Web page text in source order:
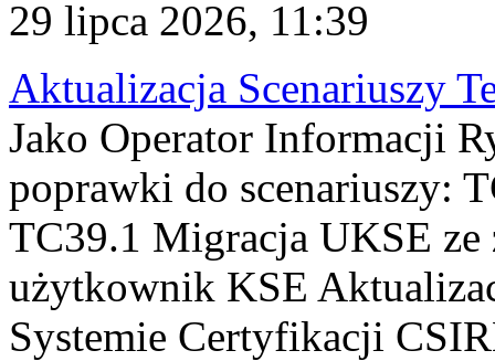
29 lipca 2026, 11:39
Aktualizacja Scenariuszy
Jako Operator Informacji
poprawki do scenariuszy:
TC39.1 Migracja UKSE
użytkownik KSE
Systemie Certyfikacji